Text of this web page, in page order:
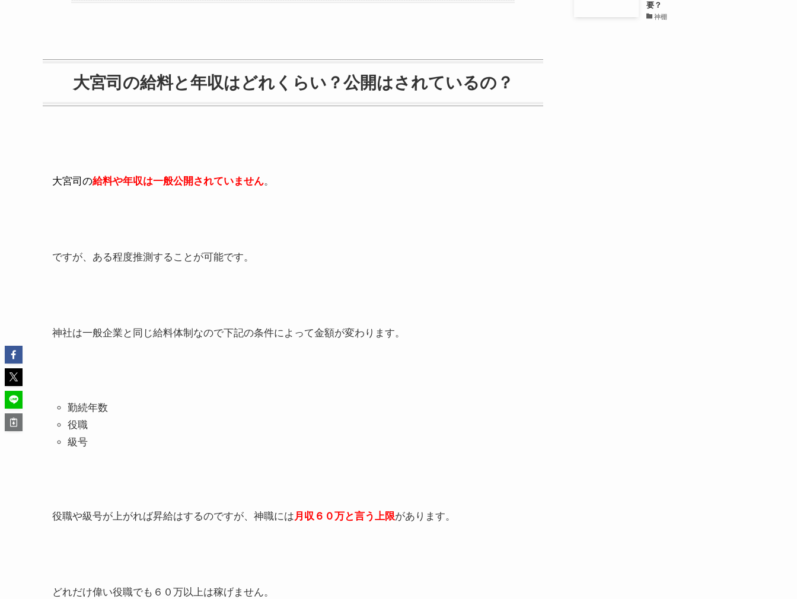
大宮司の給料と年収はどれくらい？公開はされているの？
大宮司の給料や年収は一般公開されていません。
ですが、ある程度推測することが可能です。
神社は一般企業と同じ給料体制なので下記の条件によって金額が変わります。
勤続年数
役職
級号
役職や級号が上がれば昇給はするのですが、神職には月収６０万と言う上限があります。
どれだけ偉い役職でも６０万以上は稼げません。
要？
神棚